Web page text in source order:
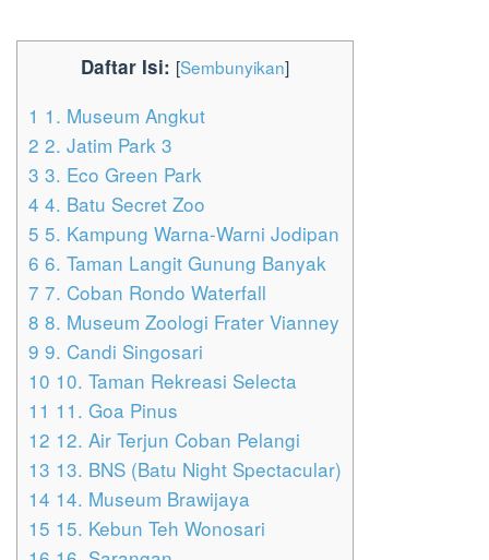
Daftar Isi: [Sembunyikan]
1 1. Museum Angkut
2 2. Jatim Park 3
3 3. Eco Green Park
4 4. Batu Secret Zoo
5 5. Kampung Warna-Warni Jodipan
6 6. Taman Langit Gunung Banyak
7 7. Coban Rondo Waterfall
8 8. Museum Zoologi Frater Vianney
9 9. Candi Singosari
10 10. Taman Rekreasi Selecta
11 11. Goa Pinus
12 12. Air Terjun Coban Pelangi
13 13. BNS (Batu Night Spectacular)
14 14. Museum Brawijaya
15 15. Kebun Teh Wonosari